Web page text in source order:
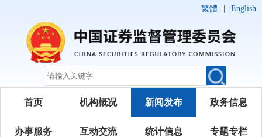
繁體 English
首页 机构概况 新闻发布 政务信息
办事服务 互动交流 统计信息 专题专栏